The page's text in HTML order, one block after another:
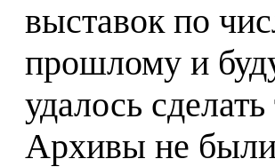
выставок по
прошлому и
удалось
Архивы не